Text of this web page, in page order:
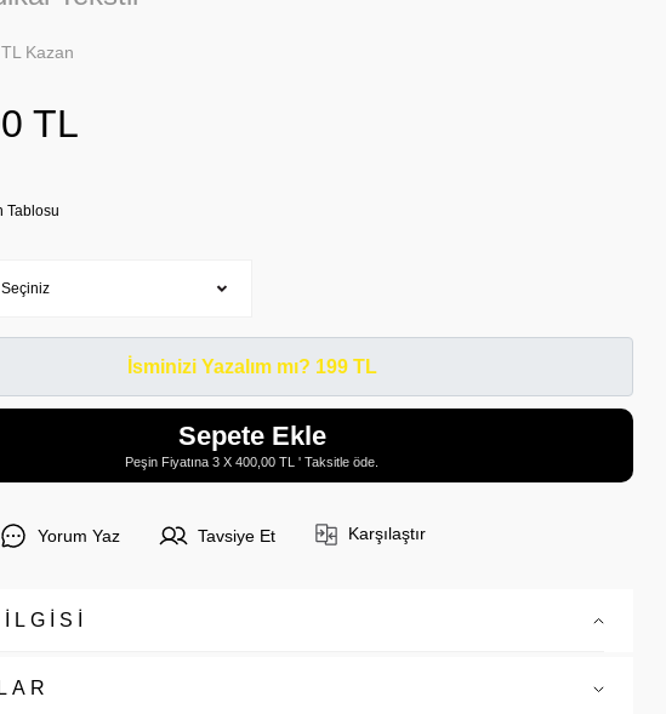
Kazan
TL
Tablosu
İsminizi Yazalım mı? 199 TL
Sepete Ekle
Peşin Fiyatına 3 X 400,00 TL ' Taksitle öde.
Yorum Yaz Tavsiye Et Karşılaştır